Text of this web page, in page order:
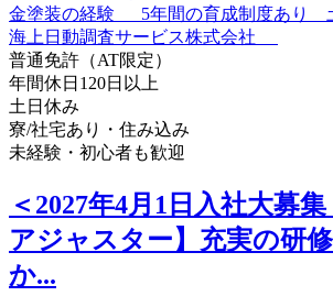
普通免許（AT限定）
年間休日120日以上
土日休み
寮/社宅あり・住み込み
未経験・初心者も歓迎
＜2027年4月1日入社大募
アジャスター】充実の研
か...